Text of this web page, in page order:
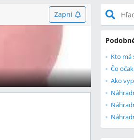
Zapni
Čo